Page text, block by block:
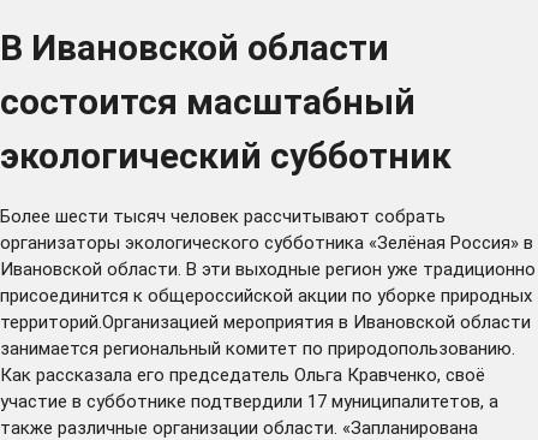
В Ивановской области
состоится масштабный
экологический субботник
Более шести тысяч человек рассчитывают собрать
организаторы экологического субботника «Зелёная Россия» в
Ивановской области. В эти выходные регион уже традиционно
присоединится к общероссийской акции по уборке природных
территорий.Организацией мероприятия в Ивановской области
занимается региональный комитет по природопользованию.
Как рассказала его председатель Ольга Кравченко, своё
участие в субботнике подтвердили 17 муниципалитетов, а
также различные организации области. «Запланирована